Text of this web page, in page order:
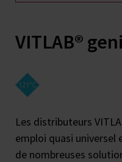
VITLAB®
Les distributeurs
emploi quasi universel
de nombreuses